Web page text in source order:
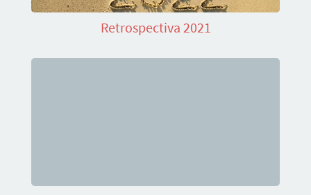
Retrospectiva 2021